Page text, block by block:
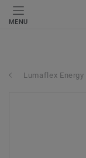
MENU
Lumaflex